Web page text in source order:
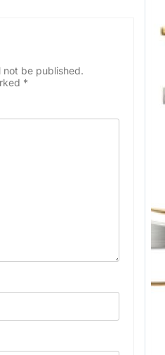
not be published.
*